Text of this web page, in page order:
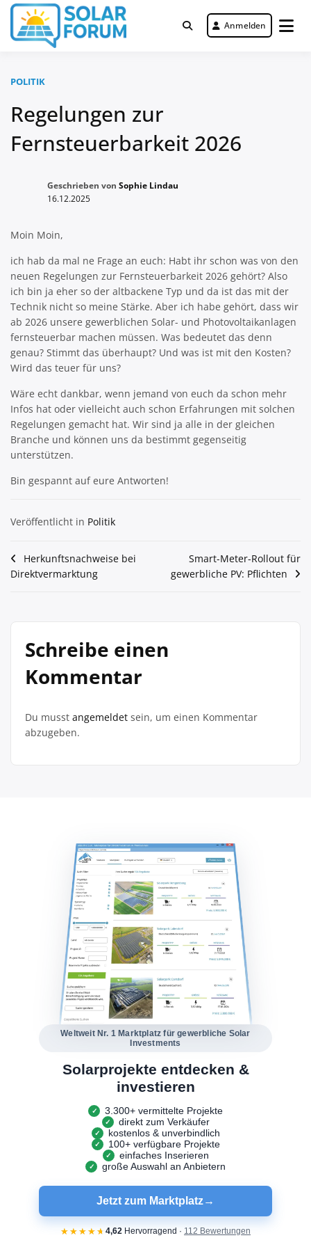
Zum
Inhalt
springen
Solar Forum
Deutschlandweit Nr. 1 Forum für
gewerbliche Solar Investments
Anmelden
POLITIK
Regelungen zur
Fernsteuerbarkeit 2026
Geschrieben von Sophie Lindau
16.12.2025
Moin Moin,
ich hab da mal ne Frage an euch: Habt ihr schon was von den
neuen Regelungen zur Fernsteuerbarkeit 2026 gehört? Also
ich bin ja eher so der altbackene Typ und da ist das mit der
Technik nicht so meine Stärke. Aber ich habe gehört, dass wir
ab 2026 unsere gewerblichen Solar- und Photovoltaikanlagen
fernsteuerbar machen müssen. Was bedeutet das denn
genau? Stimmt das überhaupt? Und was ist mit den Kosten?
Wird das teuer für uns?
Wäre echt dankbar, wenn jemand von euch da schon mehr
Infos hat oder vielleicht auch schon Erfahrungen mit solchen
Regelungen gemacht hat. Wir sind ja alle in der gleichen
Branche und können uns da bestimmt gegenseitig
unterstützen.
Bin gespannt auf eure Antworten!
Veröffentlicht in Politik
Beitragsnavigation
Herkunftsnachweise bei
Direktvermarktung
Smart-Meter-Rollout für
gewerbliche PV: Pflichten
Schreibe einen
Kommentar
Du musst angemeldet sein, um einen Kommentar
abzugeben.